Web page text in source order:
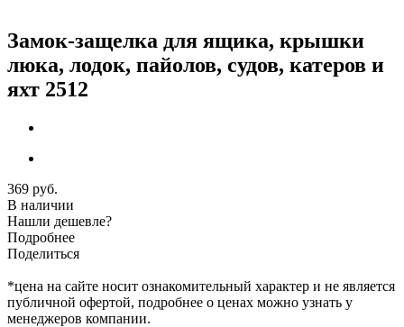
Замок-защелка для ящика, крышки
люка, лодок, пайолов, судов, катеров и
яхт 2512
369 руб.
В наличии
Нашли дешевле?
Подробнее
Поделиться
*цена на сайте носит ознакомительный характер и не является
публичной офертой, подробнее о ценах можно узнать у
менеджеров компании.